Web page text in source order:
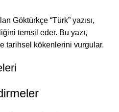
Göktürkçe “Türk” yazısı,
temsil eder. Bu yazı,
tarihsel kökenlerini vurgular.